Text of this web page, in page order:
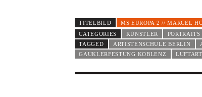
TITELBILD
MS EUROPA 2 // MARCEL
CATEGORIES
KÜNSTLER
PORTRAITS
TAGGED
ARTISTENSCHULE BERLIN
GAUKLERFESTUNG KOBLENZ